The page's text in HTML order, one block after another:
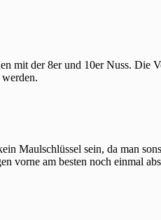
mit der 8er und 10er Nuss.
Maulschlüssel sein, da man
vorne am besten noch einmal